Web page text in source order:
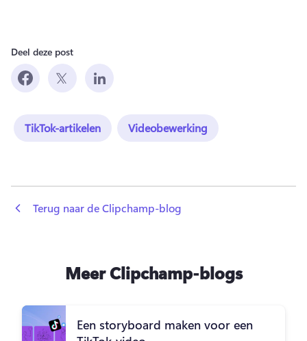
Deel deze post
TikTok-artikelen Videobewerking
Terug naar de Clipchamp-blog
Meer Clipchamp-blogs
Een storyboard maken voor een